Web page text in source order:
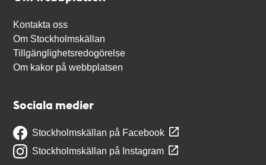
Kontakta oss
Om Stockholmskällan
Tillgänglighetsredogörelse
Om kakor på webbplatsen
Sociala medier
Stockholmskällan på Facebook
Stockholmskällan på Instagram